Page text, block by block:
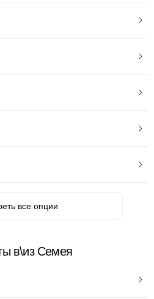
все опции
в\из Семея